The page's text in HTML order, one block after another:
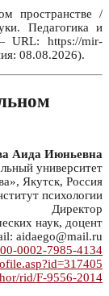
пространстве /
Педагогика и
https://mir-
08.08.2026).
Аида Июньевна
университет
Якутск, Россия
психологии
Директор
наук, доцент
aidaego@mail.ru
0002-7985-4134
rid/F-9556-2014